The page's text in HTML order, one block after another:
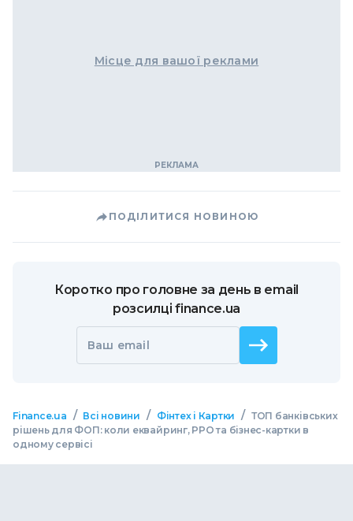
Місце для вашої реклами
ПОДІЛИТИСЯ НОВИНОЮ
Коротко про головне за день в email
розсилці finance.ua
Ваш email
Finance.ua / Всі новини / Фінтех і Картки / ТОП банківських
рішень для ФОП: коли еквайринг, РРО та бізнес-картки в
одному сервісі